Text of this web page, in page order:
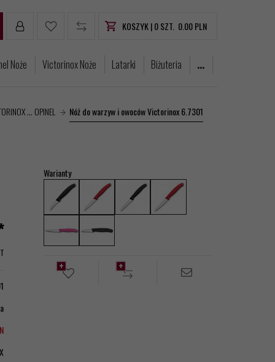
KOSZYK |0SZT. 0.00PLN
Noże Victorinox Noże Latarki Biżuteria ...
... OPINEL Nóż do warzyw i owoców Victorinox 6.7301
Warianty